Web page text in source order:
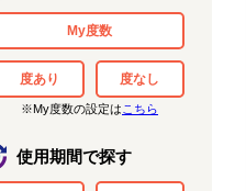
My度数
度あり 度なし
※My度数の設定は こちら
使用期間で探す